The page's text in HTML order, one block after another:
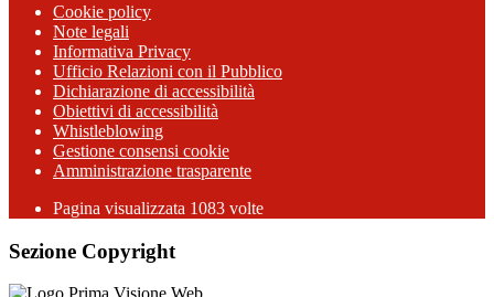
Cookie policy
Note legali
Informativa Privacy
Ufficio Relazioni con il Pubblico
Dichiarazione di accessibilità
Obiettivi di accessibilità
Whistleblowing
Gestione consensi cookie
Amministrazione trasparente
Pagina visualizzata 1083 volte
Sezione Copyright